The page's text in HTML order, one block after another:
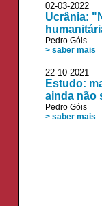
02-03-
Ucrânia:
Pedro Góis
> saber mais
22-10-
Estudo:
ainda não
Pedro Góis
> saber mais